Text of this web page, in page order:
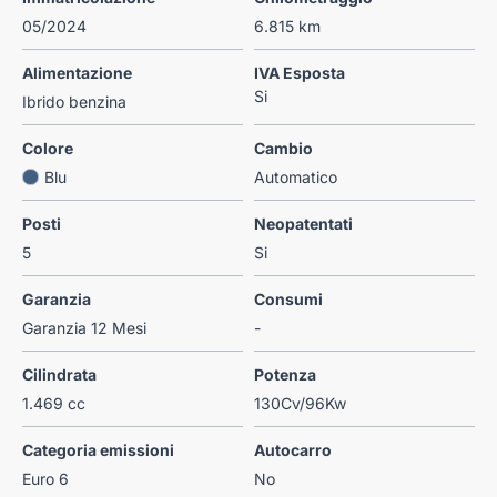
05/2024
6.815 km
Alimentazione
Ibrido benzina
IVA Esposta
Si
Colore
Blu
Cambio
Automatico
Posti
5
Neopatentati
Si
Garanzia
Garanzia 12 Mesi
Consumi
-
Cilindrata
1.469 cc
Potenza
130Cv/96Kw
Categoria emissioni
Euro 6
Autocarro
No